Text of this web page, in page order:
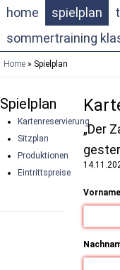
home spielplan
sommertraining
Home » Spielplan
Spielplan
Kartenreservierung
Sitzplan
Produktionen
Eintrittspreise
„Der
Vorname